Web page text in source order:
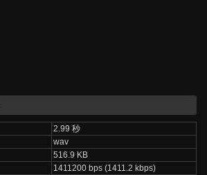
2.99 秒
wav
516.9 KB
1411200 bps (1411.2 kbps)